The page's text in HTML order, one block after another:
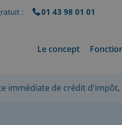
: 01 43 98 01 01
Le concept
immédiate de crédit d'impôt,